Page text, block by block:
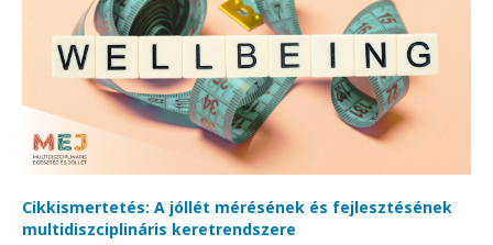
Cikkismertetés: A jóllét mérésének és fejlesztésének
multidiszciplináris keretrendszere